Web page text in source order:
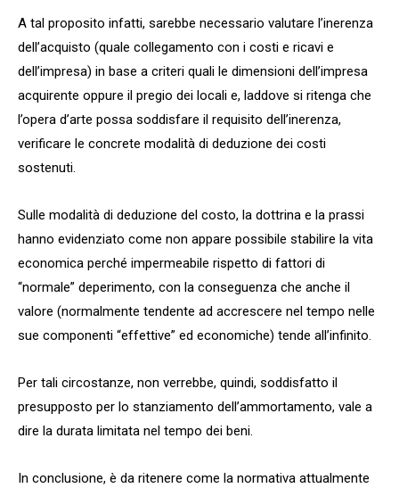
A tal proposito infatti, sarebbe necessario valutare l’inerenza
dell’acquisto (quale collegamento con i costi e ricavi e
dell’impresa) in base a criteri quali le dimensioni dell’impresa
acquirente oppure il pregio dei locali e, laddove si ritenga che
l’opera d’arte possa soddisfare il requisito dell’inerenza,
verificare le concrete modalità di deduzione dei costi
sostenuti.
Sulle modalità di deduzione del costo, la dottrina e la prassi
hanno evidenziato come non appare possibile stabilire la vita
economica perché impermeabile rispetto di fattori di
“normale” deperimento, con la conseguenza che anche il
valore (normalmente tendente ad accrescere nel tempo nelle
sue componenti “effettive” ed economiche) tende all’infinito.
Per tali circostanze, non verrebbe, quindi, soddisfatto il
presupposto per lo stanziamento dell’ammortamento, vale a
dire la durata limitata nel tempo dei beni.
In conclusione, è da ritenere come la normativa attualmente